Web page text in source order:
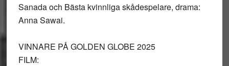
Sanada och Bästa kvinnliga skådespelare, drama:
Anna Sawai.
VINNARE PÅ GOLDEN GLOBE 2025
FILM: